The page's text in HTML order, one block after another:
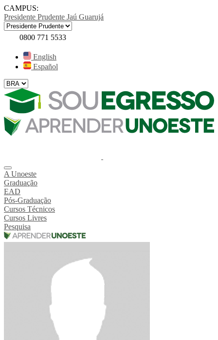
CAMPUS:
Presidente Prudente Jaú Guarujá
0800 771 5533
English
Español
A Unoeste
Graduação
EAD
Pós-Graduação
Cursos Técnicos
Cursos Livres
Pesquisa